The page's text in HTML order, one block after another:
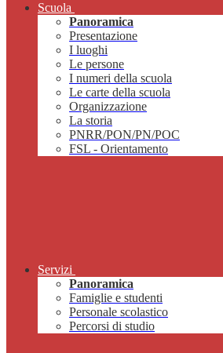
Scuola
Panoramica
Presentazione
I luoghi
Le persone
I numeri della scuola
Le carte della scuola
Organizzazione
La storia
PNRR/PON/PN/POC
FSL - Orientamento
Servizi
Panoramica
Famiglie e studenti
Personale scolastico
Percorsi di studio